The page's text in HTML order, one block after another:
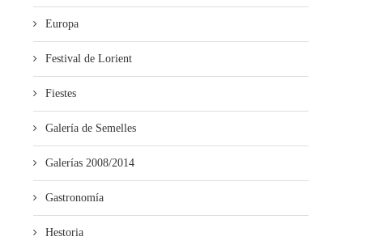
Europa
Festival de Lorient
Fiestes
Galería de Semelles
Galerías 2008/2014
Gastronomía
Hestoria